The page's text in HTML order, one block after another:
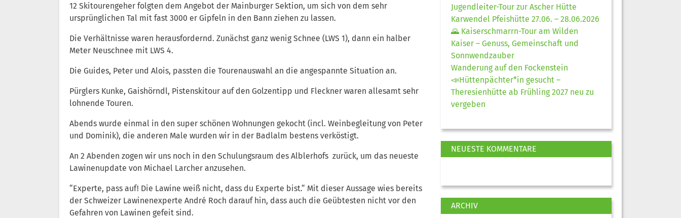
12 Skitourengeher folgten dem Angebot der Mainburger Sektion, um sich von dem sehr
ursprünglichen Tal mit fast 3000 er Gipfeln in den Bann ziehen zu lassen.
Die Verhältnisse waren herausfordernd. Zunächst ganz wenig Schnee (LWS 1), dann ein halber
Meter Neuschnee mit LWS 4.
Die Guides, Peter und Alois, passten die Tourenauswahl an die angespannte Situation an.
Pürglers Kunke, Gaishörndl, Pistenskitour auf den Golzentipp und Fleckner waren allesamt sehr
lohnende Touren.
Abends wurde einmal in den super schönen Wohnungen gekocht (incl. Weinbegleitung von Peter
und Dominik), die anderen Male wurden wir in der Badlalm bestens verköstigt.
An 2 Abenden zogen wir uns noch in den Schulungsraum des Alblerhofs zurück, um das neueste
Lawinenupdate von Michael Larcher anzusehen.
“Experte, pass auf! Die Lawine weiß nicht, dass du Experte bist.“ Mit dieser Aussage wies bereits
der Schweizer Lawinenexperte André Roch darauf hin, dass auch die Geübtesten nicht vor den
Gefahren von Lawinen gefeit sind.
Jugendleiter-Tour zur Ascher Hütte
Karwendel Pfeishütte 27.06. – 28.06.2026
🌄 Kaiserschmarrn-Tour am Wilden
Kaiser – Genuss, Gemeinschaft und
Sonnwendzauber
Wanderung auf den Fockenstein
📣Hüttenpächter*in gesucht –
Theresienhütte ab Frühling 2027 neu zu
vergeben
NEUESTE KOMMENTARE
ARCHIV